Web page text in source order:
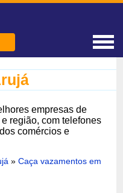
empresas de
e região, com telefones
comércios e
»Caça vazamentos em